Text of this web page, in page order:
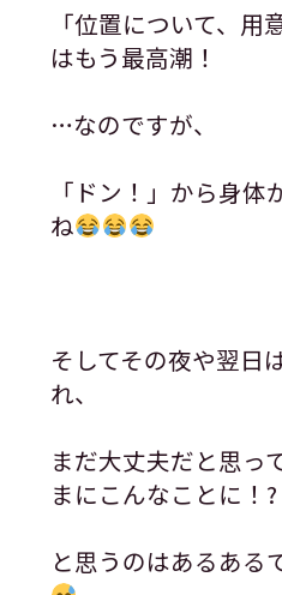
「位置について、
はもう最高潮！
…なのですが、
「ドン！」から身
ね
そしてその夜や翌日
れ、
まだ大丈夫だと思っ
まにこんなことに！?
と思うのはあるある